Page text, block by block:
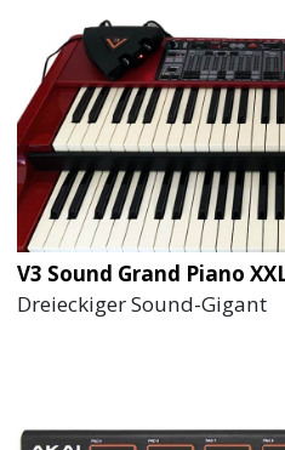
V3 Sound Grand Piano
Dreieckiger Sound-Gigant